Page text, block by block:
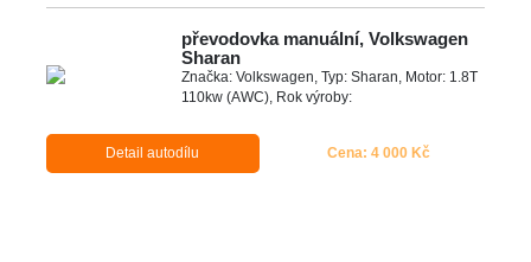
převodovka manuální, Volkswagen
Sharan
Značka: Volkswagen, Typ: Sharan, Motor: 1.8T
110kw (AWC), Rok výroby:
Detail autodílu Cena: 4 000 Kč